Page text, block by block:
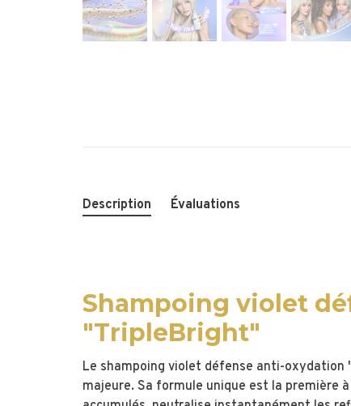
Description Évaluations
Shampoing violet
"TripleBright"
Le shampoing violet défense anti-oxydation
majeure. Sa formule unique est la première